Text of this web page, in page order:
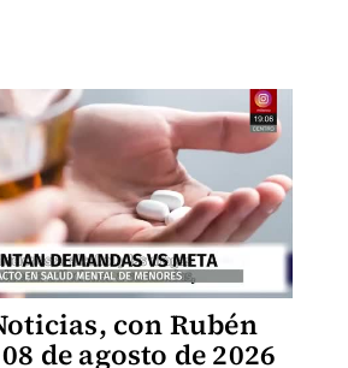
con Rubén
de agosto de 2026